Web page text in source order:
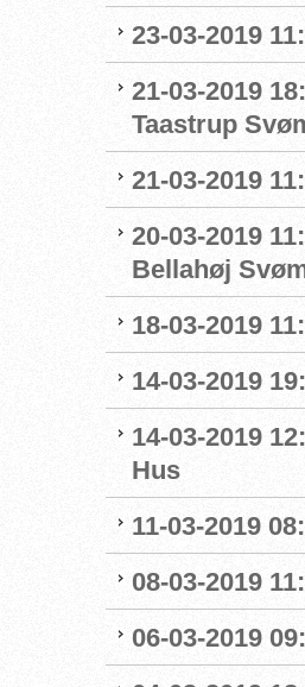
23-03-2019
21-03-2019
Taastrup
21-03-2019
20-03-2019
Bellahøj
18-03-2019
14-03-2019
14-03-2019
Hus
11-03-2019
08-03-2019
06-03-2019